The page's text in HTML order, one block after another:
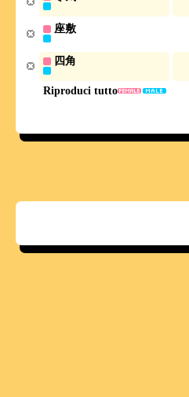
Riproduci tutto
座敷
四角